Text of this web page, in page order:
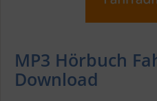
MP3 Hörbuch
Download